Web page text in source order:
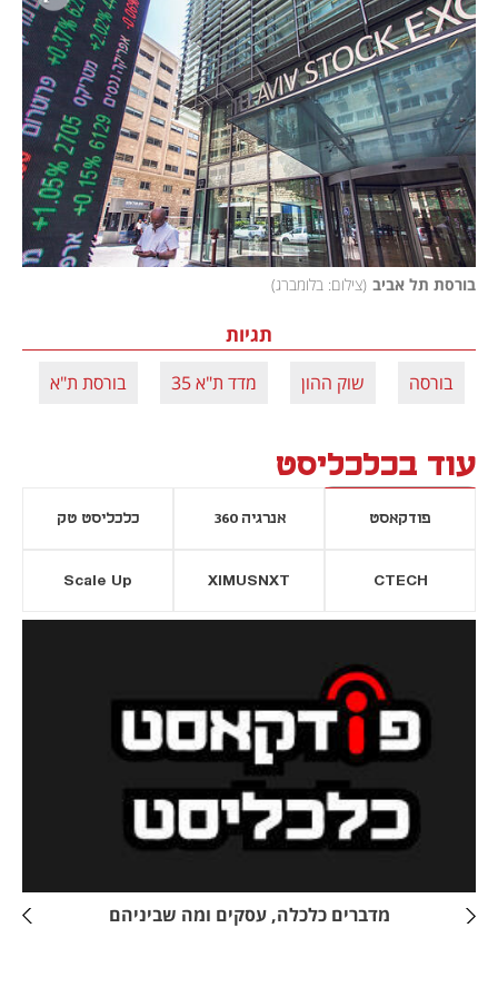
בורסת תל אביב (צילום: בלומברג)
תגיות
בורסה שוק ההון מדד ת"א 35 בורסת ת"א
עוד בכלכליסט
פודקאסט אנרגיה 360 כלכליסט טק
CTECH
XIMUSNXT
Scale Up
נפתח בכרטיסייה חדשה
מדברים כלכלה, עסקים ומה שביניהם
חדשה